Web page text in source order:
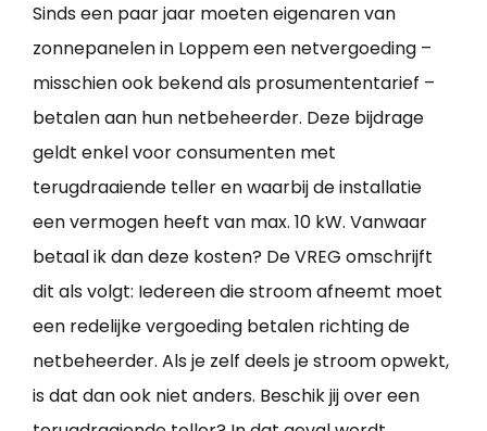
Sinds een paar jaar moeten eigenaren van
zonnepanelen in Loppem een netvergoeding –
misschien ook bekend als prosumententarief –
betalen aan hun netbeheerder. Deze bijdrage
geldt enkel voor consumenten met
terugdraaiende teller en waarbij de installatie
een vermogen heeft van max. 10 kW. Vanwaar
betaal ik dan deze kosten? De VREG omschrijft
dit als volgt: Iedereen die stroom afneemt moet
een redelijke vergoeding betalen richting de
netbeheerder. Als je zelf deels je stroom opwekt,
is dat dan ook niet anders. Beschik jij over een